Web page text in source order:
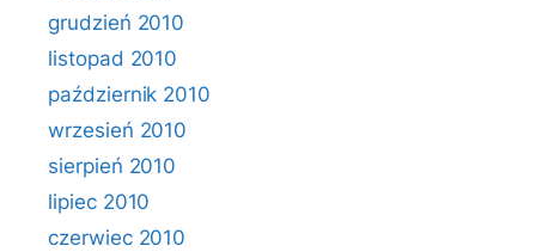
grudzień 2010
listopad 2010
październik 2010
wrzesień 2010
sierpień 2010
lipiec 2010
czerwiec 2010